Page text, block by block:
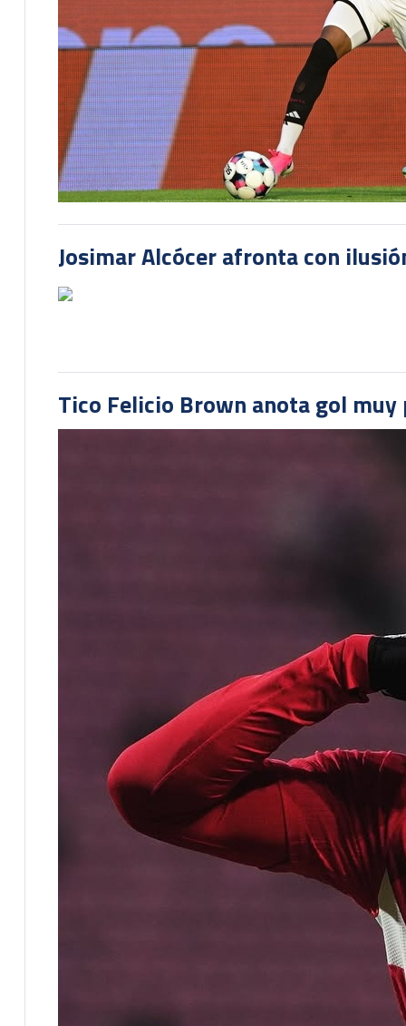
Josimar Alcócer afronta con
Tico Felicio Brown anota gol muy